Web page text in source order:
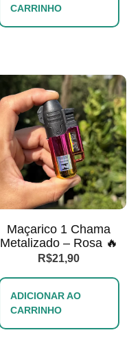
CARRINHO
Maçarico 1 Chama
Metalizado – Rosa 🔥
R$21,90
ADICIONAR AO
CARRINHO